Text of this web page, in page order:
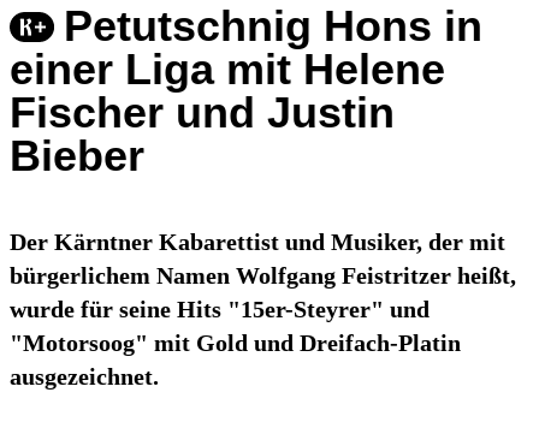
Petutschnig Hons in
einer Liga mit Helene
Fischer und Justin
Bieber
Der Kärntner Kabarettist und Musiker, der mit
bürgerlichem Namen Wolfgang Feistritzer heißt,
wurde für seine Hits "15er-Steyrer" und
"Motorsoog" mit Gold und Dreifach-Platin
ausgezeichnet.